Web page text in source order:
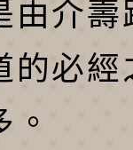
由介壽
的必經